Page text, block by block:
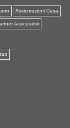
Assicurazioni Casa
Assicurativi